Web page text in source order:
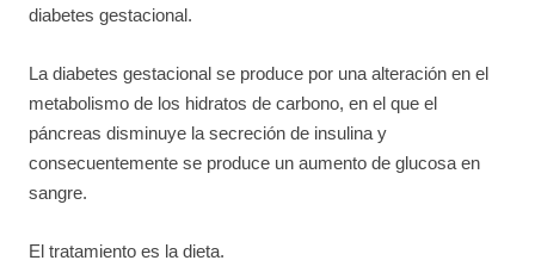
diabetes gestacional.
La diabetes gestacional se produce por una alteración en el
metabolismo de los hidratos de carbono, en el que el
páncreas disminuye la secreción de insulina y
consecuentemente se produce un aumento de glucosa en
sangre.
El tratamiento es la dieta.